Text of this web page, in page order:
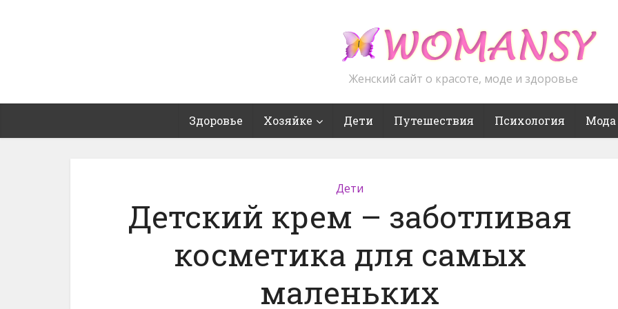
Женский сайт о красоте, моде и здоровье
Здоровье Хозяйке Дети Путешествия Психология Мода
Дети
Детский крем – заботливая
косметика для самых
маленьких